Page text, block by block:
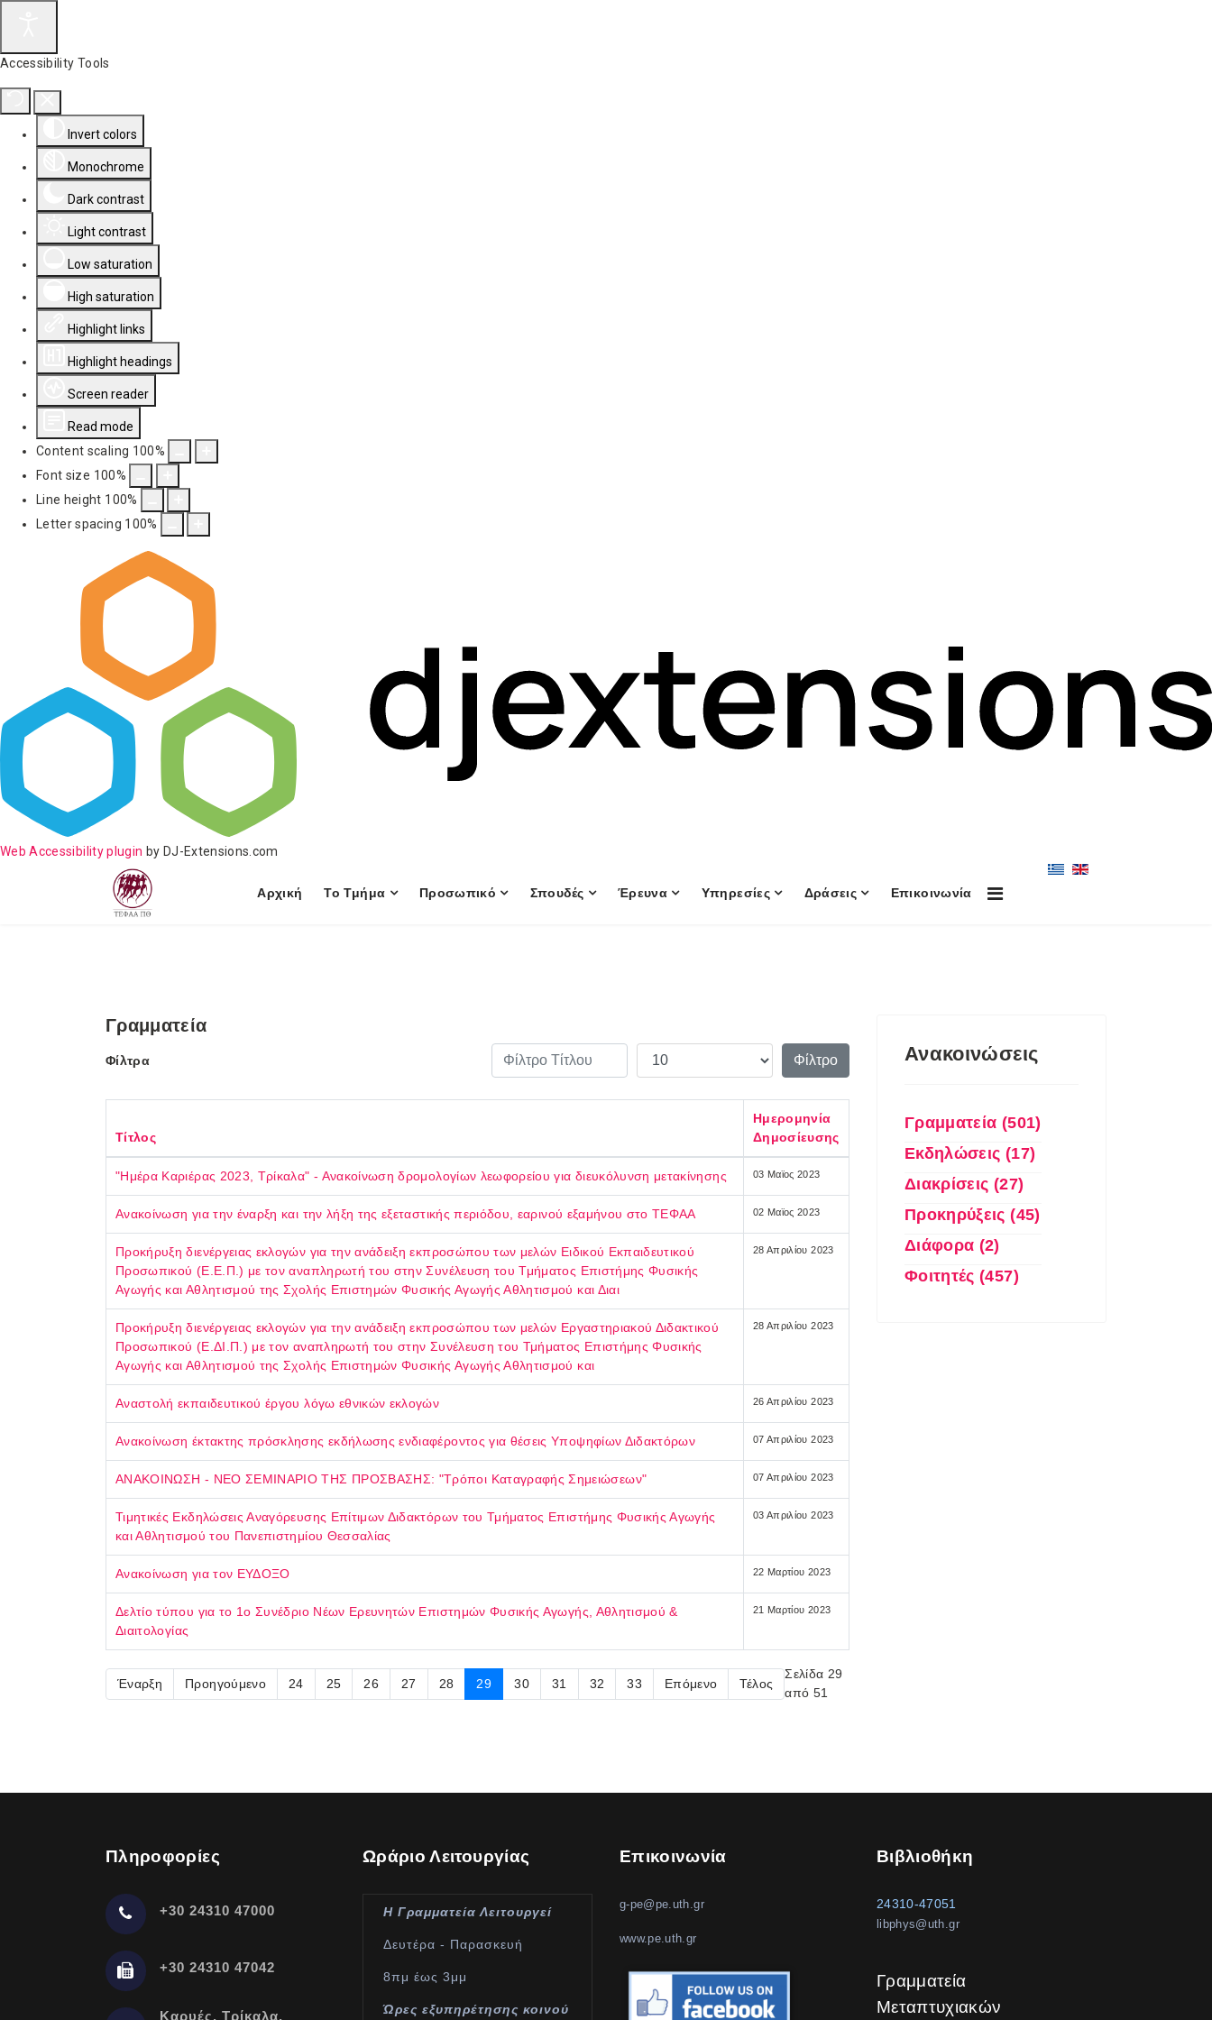
Accessibility Tools
Invert colors
Monochrome
Dark contrast
Light contrast
Low saturation
High saturation
Highlight links
Highlight headings
Screen reader
Read mode
Content scaling 100%
Font size 100%
Line height 100%
Letter spacing 100%
Web Accessibility plugin by DJ-Extensions.com
Αρχική Το Τμήμα Προσωπικό Σπουδές Έρευνα Υπηρεσίες Δράσεις Επικοινωνία
Γραμματεία
Φίλτρα
Φίλτρο Τίτλου Εμφάνιση #
Φίλτρο
Τίτλος
Ημερομηνία
Δημοσίευσης
"Ημέρα Καριέρας 2023, Τρίκαλα" - Ανακοίνωση δρομολογίων λεωφορείου για διευκόλυνση μετακίνησης 03 Μαϊος 2023
Ανακοίνωση για την έναρξη και την λήξη της εξεταστικής περιόδου, εαρινού εξαμήνου στο ΤΕΦΑΑ 02 Μαϊος 2023
Προκήρυξη διενέργειας εκλογών για την ανάδειξη εκπροσώπου των μελών Ειδικού Εκπαιδευτικού
Προσωπικού (Ε.Ε.Π.) με τον αναπληρωτή του στην Συνέλευση του Τμήματος Επιστήμης Φυσικής
Αγωγής και Αθλητισμού της Σχολής Επιστημών Φυσικής Αγωγής Αθλητισμού και Διαι
28 Απριλίου 2023
Προκήρυξη διενέργειας εκλογών για την ανάδειξη εκπροσώπου των μελών Εργαστηριακού Διδακτικού
Προσωπικού (Ε.ΔΙ.Π.) με τον αναπληρωτή του στην Συνέλευση του Τμήματος Επιστήμης Φυσικής
Αγωγής και Αθλητισμού της Σχολής Επιστημών Φυσικής Αγωγής Αθλητισμού και
28 Απριλίου 2023
Αναστολή εκπαιδευτικού έργου λόγω εθνικών εκλογών 26 Απριλίου 2023
Ανακοίνωση έκτακτης πρόσκλησης εκδήλωσης ενδιαφέροντος για θέσεις Υποψηφίων Διδακτόρων 07 Απριλίου 2023
ΑΝΑΚΟΙΝΩΣΗ - ΝΕΟ ΣΕΜΙΝΑΡΙΟ ΤΗΣ ΠΡΟΣΒΑΣΗΣ: "Τρόποι Καταγραφής Σημειώσεων" 07 Απριλίου 2023
Τιμητικές Εκδηλώσεις Αναγόρευσης Επίτιμων Διδακτόρων του Τμήματος Επιστήμης Φυσικής Αγωγής
και Αθλητισμού του Πανεπιστημίου Θεσσαλίας
03 Απριλίου 2023
Ανακοίνωση για τον ΕΥΔΟΞΟ 22 Μαρτίου 2023
Δελτίο τύπου για το 1ο Συνέδριο Νέων Ερευνητών Επιστημών Φυσικής Αγωγής, Αθλητισμού &
Διαιτολογίας
21 Μαρτίου 2023
Έναρξη Προηγούμενο 24 25 26 27 28 29 30 31 32 33 Επόμενο Τέλος
Σελίδα 29
από 51
Ανακοινώσεις
Γραμματεία (501)
Εκδηλώσεις (17)
Διακρίσεις (27)
Προκηρύξεις (45)
Διάφορα (2)
Φοιτητές (457)
Πληροφορίες
+30 24310 47000
+30 24310 47042
Καρυές, Τρίκαλα,
Ωράριο Λειτουργίας
Η Γραμματεία Λειτουργεί
Δευτέρα - Παρασκευή
8πμ έως 3μμ
Ώρες εξυπηρέτησης κοινού
Επικοινωνία
g-pe@pe.uth.gr
www.pe.uth.gr
Βιβλιοθήκη
24310-47051
libphys@uth.gr
Γραμματεία
Μεταπτυχιακών